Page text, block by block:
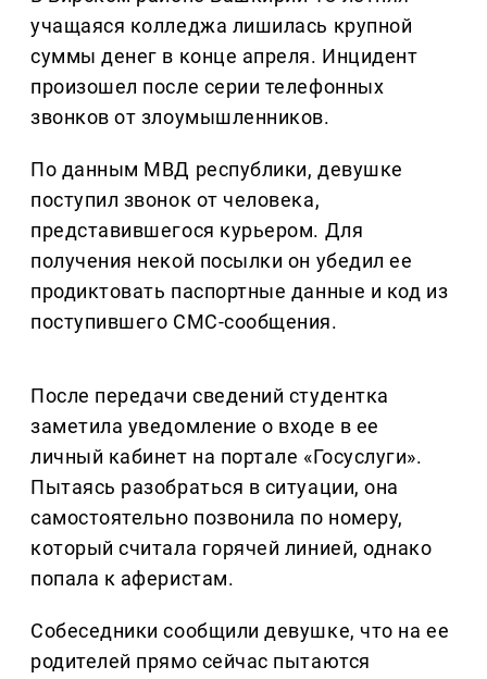
учащаяся колледжа лишилась крупной
суммы денег в конце апреля. Инцидент
произошел после серии телефонных
звонков от злоумышленников.
По данным МВД республики, девушке
поступил звонок от человека,
представившегося курьером. Для
получения некой посылки он убедил ее
продиктовать паспортные данные и код из
поступившего СМС-сообщения.
После передачи сведений студентка
заметила уведомление о входе в ее
личный кабинет на портале «Госуслуги».
Пытаясь разобраться в ситуации, она
самостоятельно позвонила по номеру,
который считала горячей линией, однако
попала к аферистам.
Собеседники сообщили девушке, что на ее
родителей прямо сейчас пытаются